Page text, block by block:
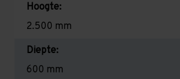
Hoogte:
2.500 mm
Diepte:
600 mm